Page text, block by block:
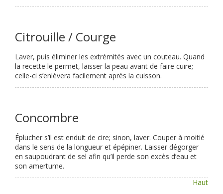
Citrouille / Courge
Laver, puis éliminer les extrémités avec un couteau. Quand
la recette le permet, laisser la peau avant de faire cuire;
celle-ci s’enlèvera facilement après la cuisson.
Concombre
Éplucher s’il est enduit de cire; sinon, laver. Couper à moitié
dans le sens de la longueur et épépiner. Laisser dégorger
en saupoudrant de sel afin qu’il perde son excès d’eau et
son amertume.
Haut